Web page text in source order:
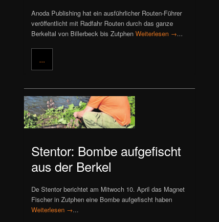
Anoda Publishing hat ein ausführlicher Routen-Führer
veröffentlicht mit Radfahr Routen durch das ganze
Berkeltal von Billerbeck bis ZutphenWeiterlesen →...
...
Stentor: Bombe aufgefischt
aus der Berkel
De Stentor berichtet am Mitwoch 10. April das Magnet
Fischer in Zutphen eine Bombe aufgefischt haben
Weiterlesen →...